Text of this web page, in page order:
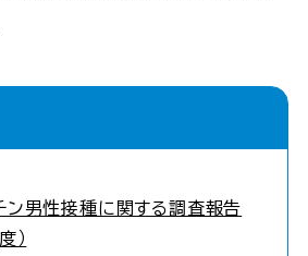
ン男性接種に関する調査報告
）